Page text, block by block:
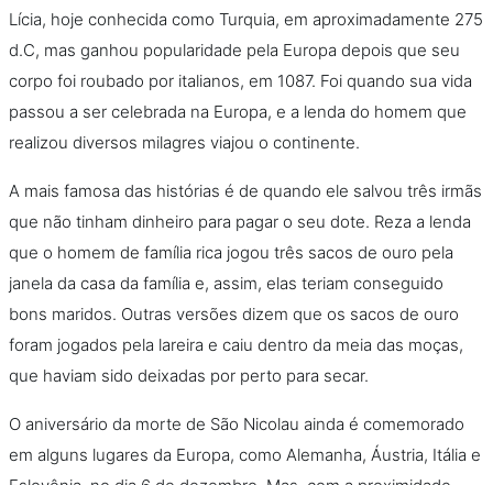
Lícia, hoje conhecida como Turquia, em aproximadamente 275
d.C, mas ganhou popularidade pela Europa depois que seu
corpo foi roubado por italianos, em 1087. Foi quando sua vida
passou a ser celebrada na Europa, e a lenda do homem que
realizou diversos milagres viajou o continente.
A mais famosa das histórias é de quando ele salvou três irmãs
que não tinham dinheiro para pagar o seu dote. Reza a lenda
que o homem de família rica jogou três sacos de ouro pela
janela da casa da família e, assim, elas teriam conseguido
bons maridos. Outras versões dizem que os sacos de ouro
foram jogados pela lareira e caiu dentro da meia das moças,
que haviam sido deixadas por perto para secar.
O aniversário da morte de São Nicolau ainda é comemorado
em alguns lugares da Europa, como Alemanha, Áustria, Itália e